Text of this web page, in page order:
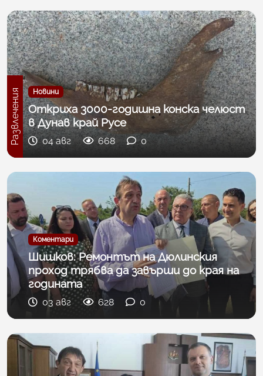
Новини
Развлечения
Откриха 3000-годишна конска челюст
в Дунав край Русе
04 авг 668 0
Коментари
Шишков: Ремонтът на Дюлинския
проход трябва да завърши до края на
годината
03 авг 628 0